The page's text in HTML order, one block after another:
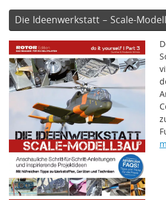
Die Ideenwerkstatt – Scale-